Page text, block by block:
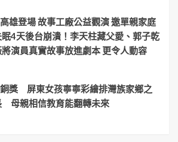
雄登場 故事工廠公益觀演 邀單親家庭
4天後台崩潰！李天柱藏父愛、郭子乾
演員真實故事放進劇本 更令人動容
獎 屏東女孩寧寧彩繪排灣族家鄉之
母親相信教育能翻轉未來